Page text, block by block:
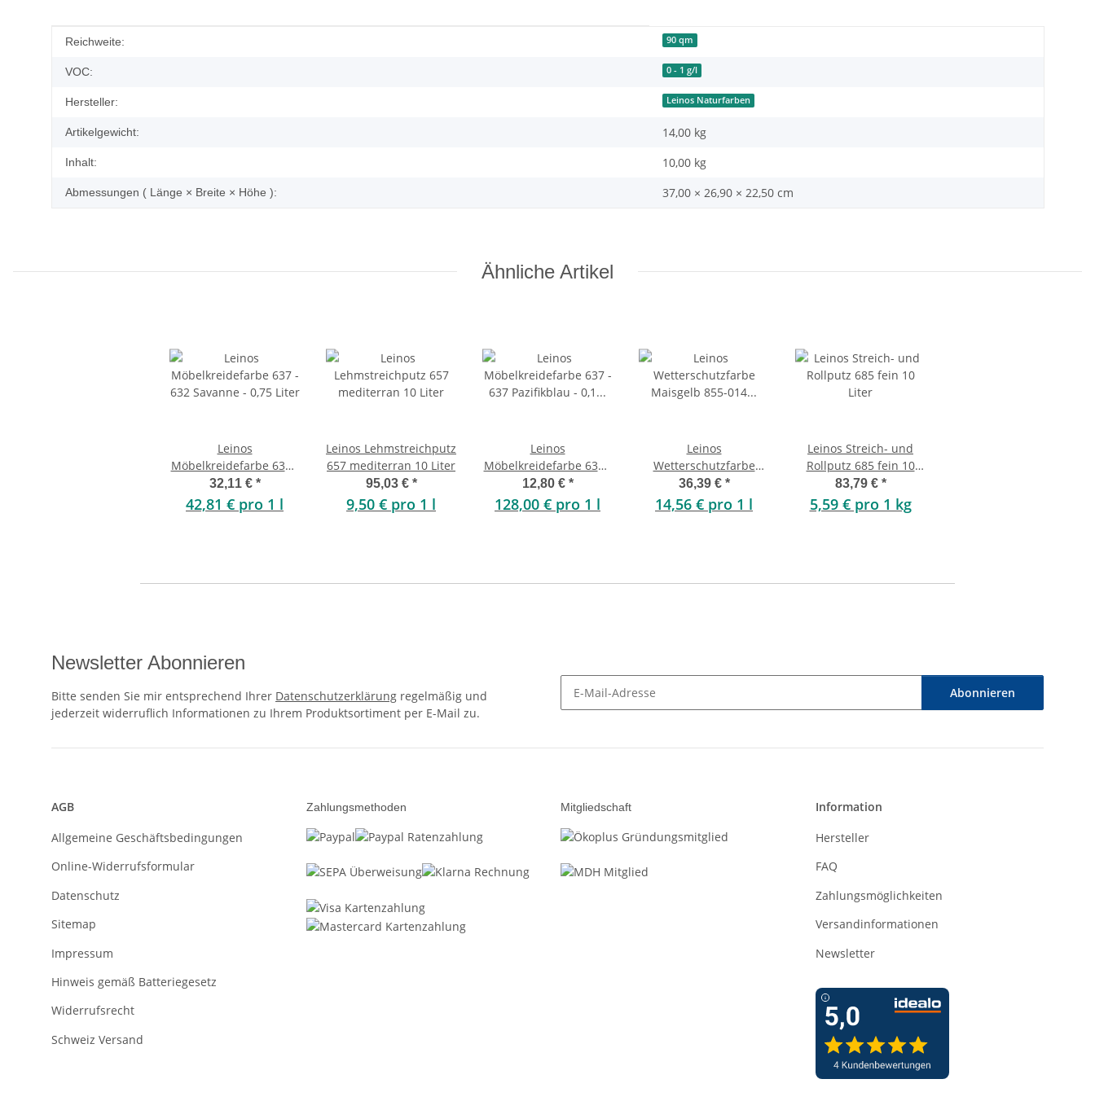
Produkteigenschaft
Wert
Reichweite: 90 qm
VOC: 0 - 1 g/l
Hersteller: Leinos Naturfarben
Artikelgewicht: 14,00 kg
Inhalt: 10,00 kg
Abmessungen ( Länge × Breite × Höhe ): 37,00 × 26,90 × 22,50 cm
Ähnliche Artikel
Leinos
Möbelkreidefarbe 637 -
632 Savanne - 0,75 Liter
32,11 € *
42,81 € pro 1 l
Leinos Lehmstreichputz
657 mediterran 10 Liter
95,03 € *
9,50 € pro 1 l
Leinos
Möbelkreidefarbe 637 -
637 Pazifikblau - 0,1
Liter
12,80 € *
128,00 € pro 1 l
Leinos
Wetterschutzfarbe
Maisgelb 855-014
lösemittelfrei 2,5 Liter
36,39 € *
14,56 € pro 1 l
Leinos Streich- und
Rollputz 685 fein 10
Liter
83,79 € *
5,59 € pro 1 kg
Newsletter Abonnieren
Bitte senden Sie mir entsprechend Ihrer Datenschutzerklärung regelmäßig und
jederzeit widerruflich Informationen zu Ihrem Produktsortiment per E-Mail zu.
Abonnieren
AGB
Allgemeine Geschäftsbedingungen
Online-Widerrufsformular
Datenschutz
Sitemap
Impressum
Hinweis gemäß Batteriegesetz
Widerrufsrecht
Schweiz Versand
Zahlungsmethoden Mitgliedschaft Information
Hersteller
FAQ
Zahlungsmöglichkeiten
Versandinformationen
Newsletter